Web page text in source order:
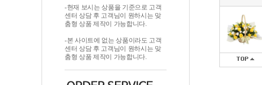
-현재 보시는 상품을 기준으로 고객
센터 상담 후 고객님이 원하시는 맞
춤형 상품 제작이 가능합니다.
-본 사이트에 없는 상품이라도 고객
센터 상담 후 고객님이 원하시는 맞
춤형 상품 제작이 가능합니다.